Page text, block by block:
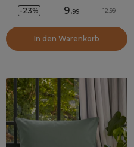
-23% 9.99 12.99
In den Warenkorb